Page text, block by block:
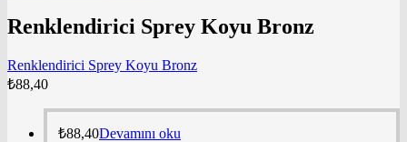
Renklendirici Sprey Koyu Bronz
Renklendirici Sprey Koyu Bronz
₺88,40
₺88,40Devamını oku